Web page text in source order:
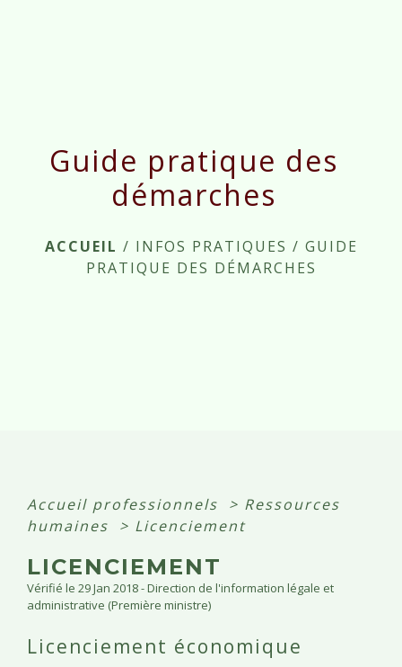
Guide pratique des
démarches
ACCUEIL / INFOS PRATIQUES / GUIDE
PRATIQUE DES DÉMARCHES
Accueil professionnels > Ressources
humaines
> Licenciement
LICENCIEMENT
Vérifié le 29 Jan 2018 - Direction de l'information légale et
administrative (Première ministre)
Licenciement économique